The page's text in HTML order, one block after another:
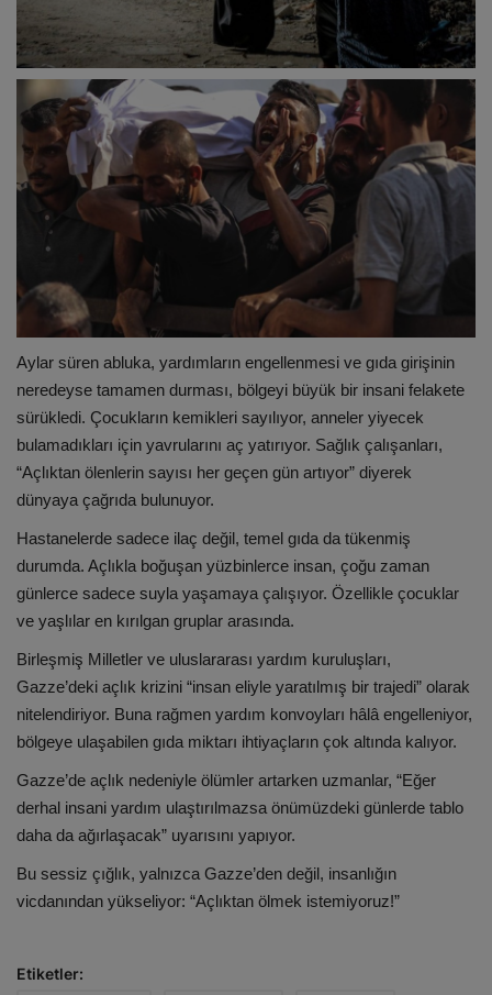
Aylar süren abluka, yardımların engellenmesi ve gıda girişinin
neredeyse tamamen durması, bölgeyi büyük bir insani felakete
sürükledi. Çocukların kemikleri sayılıyor, anneler yiyecek
bulamadıkları için yavrularını aç yatırıyor. Sağlık çalışanları,
“Açlıktan ölenlerin sayısı her geçen gün artıyor” diyerek
dünyaya çağrıda bulunuyor.
Hastanelerde sadece ilaç değil, temel gıda da tükenmiş
durumda. Açlıkla boğuşan yüzbinlerce insan, çoğu zaman
günlerce sadece suyla yaşamaya çalışıyor. Özellikle çocuklar
ve yaşlılar en kırılgan gruplar arasında.
Birleşmiş Milletler ve uluslararası yardım kuruluşları,
Gazze’deki açlık krizini “insan eliyle yaratılmış bir trajedi” olarak
nitelendiriyor. Buna rağmen yardım konvoyları hâlâ engelleniyor,
bölgeye ulaşabilen gıda miktarı ihtiyaçların çok altında kalıyor.
Gazze’de açlık nedeniyle ölümler artarken uzmanlar, “Eğer
derhal insani yardım ulaştırılmazsa önümüzdeki günlerde tablo
daha da ağırlaşacak” uyarısını yapıyor.
Bu sessiz çığlık, yalnızca Gazze’den değil, insanlığın
vicdanından yükseliyor: “Açlıktan ölmek istemiyoruz!”
Etiketler: